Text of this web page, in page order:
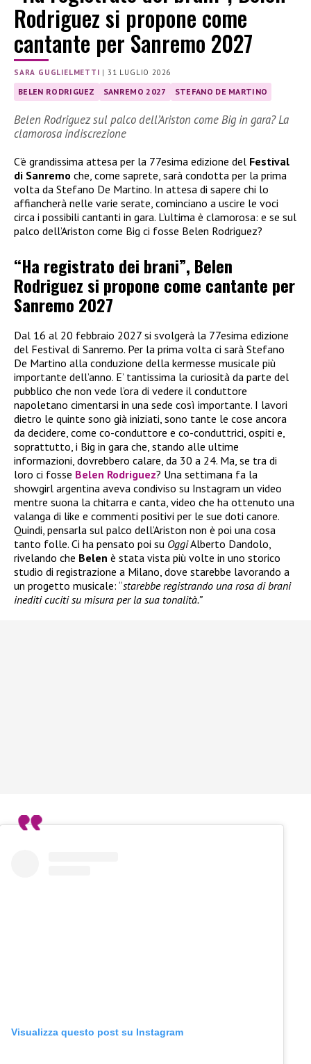
Rodriguez si propone come
cantante per Sanremo 2027
SARA GUGLIELMETTI |31 LUGLIO 2026
BELEN RODRIGUEZ SANREMO 2027 STEFANO DE MARTINO
Belen Rodriguez sul palco dell’Ariston come Big in gara? La
clamorosa indiscrezione
C’è grandissima attesa per la 77esima edizione del Festival
di Sanremo che, come saprete, sarà condotta per la prima
volta da Stefano De Martino. In attesa di sapere chi lo
affiancherà nelle varie serate, cominciano a uscire le voci
circa i possibili cantanti in gara. L’ultima è clamorosa: e se sul
palco dell’Ariston come Big ci fosse Belen Rodriguez?
“Ha registrato dei brani”, Belen
Rodriguez si propone come cantante per
Sanremo 2027
Dal 16 al 20 febbraio 2027 si svolgerà la 77esima edizione
del Festival di Sanremo. Per la prima volta ci sarà Stefano
De Martino alla conduzione della kermesse musicale più
importante dell’anno. E’ tantissima la curiosità da parte del
pubblico che non vede l’ora di vedere il conduttore
napoletano cimentarsi in una sede così importante. I lavori
dietro le quinte sono già iniziati, sono tante le cose ancora
da decidere, come co-conduttore e co-conduttrici, ospiti e,
soprattutto, i Big in gara che, stando alle ultime
informazioni, dovrebbero calare, da 30 a 24. Ma, se tra di
loro ci fosse Belen Rodriguez? Una settimana fa la
showgirl argentina aveva condiviso su Instagram un video
mentre suona la chitarra e canta, video che ha ottenuto una
valanga di like e commenti positivi per le sue doti canore.
Quindi, pensarla sul palco dell’Ariston non è poi una cosa
tanto folle. Ci ha pensato poi su OggiAlberto Dandolo,
rivelando che Belen è stata vista più volte in uno storico
studio di registrazione a Milano, dove starebbe lavorando a
un progetto musicale: “starebbe registrando una rosa di brani
inediti cuciti su misura per la sua tonalità.”
Visualizza questo post su Instagram